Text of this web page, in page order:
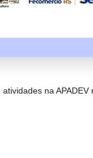
na APADEV